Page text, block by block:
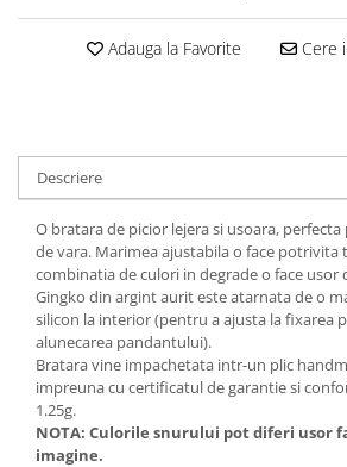
Adauga la Favorite Cere
Descriere
O bratara de picior lejera si usoara,
de vara. Marimea ajustabila o face potrivita
combinatia de culori in degrade o face usor
Gingko din argint aurit este atarnata de o
silicon la interior (pentru a ajusta la fixarea
alunecarea pandantului).
Bratara vine impachetata intr-un plic
impreuna cu certificatul de garantie si
1.25g.
NOTA: Culorile snurului pot diferi usor
imagine.